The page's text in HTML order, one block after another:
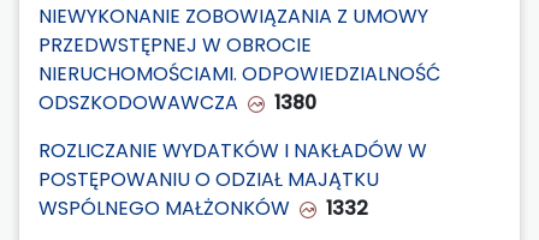
NIEWYKONANIE ZOBOWIĄZANIA Z UMOWY
PRZEDWSTĘPNEJ W OBROCIE
NIERUCHOMOŚCIAMI. ODPOWIEDZIALNOŚĆ
ODSZKODOWAWCZA
1380
ROZLICZANIE WYDATKÓW I NAKŁADÓW W
POSTĘPOWANIU O ODZIAŁ MAJĄTKU
WSPÓLNEGO MAŁŻONKÓW
1332